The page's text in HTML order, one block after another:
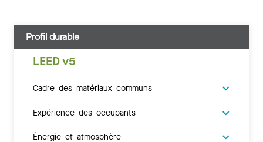
Profil durable
LEED v5
Cadre des matériaux communs
Expérience des occupants
Énergie et atmosphère